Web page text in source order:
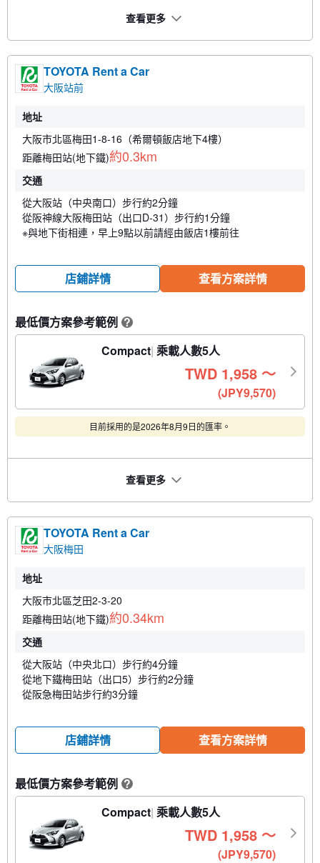
查看更多
TOYOTA Rent a Car
大阪站前
地址
大阪市北區梅田1-8-16（希爾頓飯店地下4樓）
距離梅田站(地下鐵)約0.3km
交通
從大阪站（中央南口）步行約2分鐘
從阪神線大阪梅田站（出口D-31）步行約1分鐘
※與地下街相連，早上9點以前請經由飯店1樓前往
店鋪詳情 查看方案詳情
最低價方案參考範例 ?
Compact 乘載人數5人
TWD 1,958 〜
(JPY9,570)
目前採用的是2026年8月9日的匯率。
查看更多
TOYOTA Rent a Car
大阪梅田
地址
大阪市北區芝田2-3-20
距離梅田站(地下鐵)約0.34km
交通
從大阪站（中央北口）步行約4分鐘
從地下鐵梅田站（出口5）步行約2分鐘
從阪急梅田站步行約3分鐘
店鋪詳情 查看方案詳情
最低價方案參考範例 ?
Compact 乘載人數5人
TWD 1,958 〜
(JPY9,570)